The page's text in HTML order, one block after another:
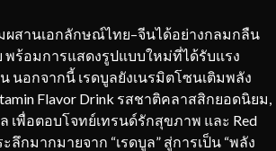
ผสานเอกลักษณ์ไทย–จีนได้อย่างกลมกลืน
ร้อมการแสดงรูปแบบใหม่ที่ได้รับแรง
อกจากนี้ เรดบูลยังเนรมิตโซนเติมพลัง
Flavor Drink รสชาติคลาสสิกยอดนิยม,
เพื่อตอบโจทย์เทรนด์รักสุขภาพ และ Red
กมากมายจาก “เรดบูล” สู่การเป็น “พลัง